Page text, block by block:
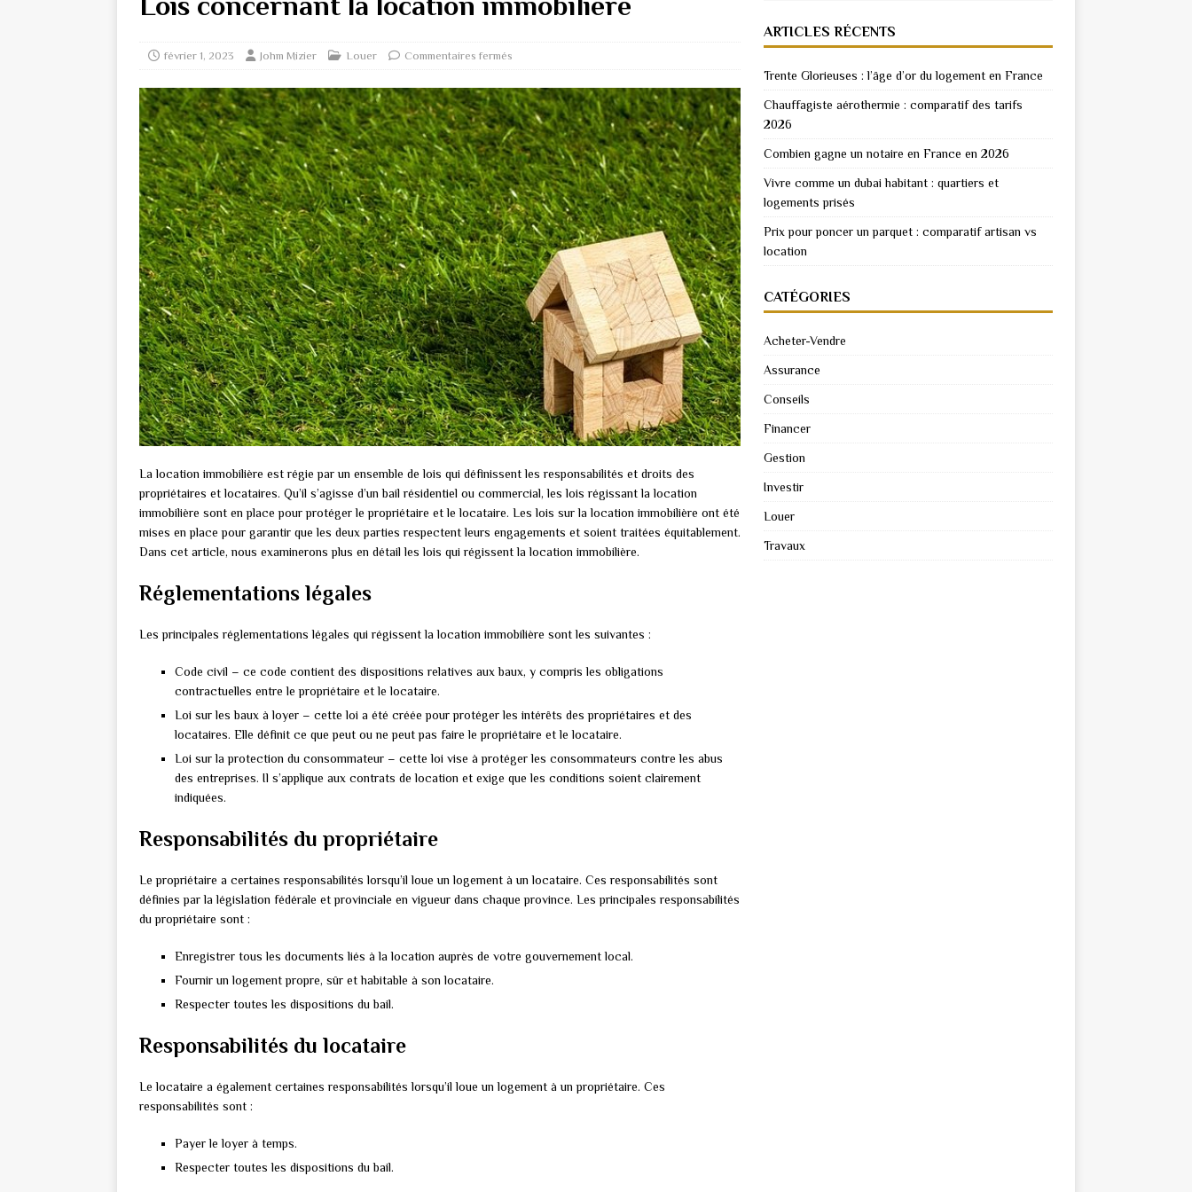
février 1, 2023 Johm Mizier Louer Commentaires fermés
La location immobilière est régie par un ensemble de lois qui définissent les responsabilités et droits des
propriétaires et locataires. Qu’il s’agisse d’un bail résidentiel ou commercial, les lois régissant la location
immobilière sont en place pour protéger le propriétaire et le locataire. Les lois sur la location immobilière ont été
mises en place pour garantir que les deux parties respectent leurs engagements et soient traitées équitablement.
Dans cet article, nous examinerons plus en détail les lois qui régissent la location immobilière.
Réglementations légales
Les principales réglementations légales qui régissent la location immobilière sont les suivantes :
Code civil – ce code contient des dispositions relatives aux baux, y compris les obligations
contractuelles entre le propriétaire et le locataire.
Loi sur les baux à loyer – cette loi a été créée pour protéger les intérêts des propriétaires et des
locataires. Elle définit ce que peut ou ne peut pas faire le propriétaire et le locataire.
Loi sur la protection du consommateur – cette loi vise à protéger les consommateurs contre les abus
des entreprises. Il s’applique aux contrats de location et exige que les conditions soient clairement
indiquées.
Responsabilités du propriétaire
Le propriétaire a certaines responsabilités lorsqu’il loue un logement à un locataire. Ces responsabilités sont
définies par la législation fédérale et provinciale en vigueur dans chaque province. Les principales responsabilités
du propriétaire sont :
Enregistrer tous les documents liés à la location auprès de votre gouvernement local.
Fournir un logement propre, sûr et habitable à son locataire.
Respecter toutes les dispositions du bail.
Responsabilités du locataire
Le locataire a également certaines responsabilités lorsqu’il loue un logement à un propriétaire. Ces
responsabilités sont :
Payer le loyer à temps.
Respecter toutes les dispositions du bail.
ARTICLES RÉCENTS
Trente Glorieuses : l’âge d’or du logement en France
Chauffagiste aérothermie : comparatif des tarifs
2026
Combien gagne un notaire en France en 2026
Vivre comme un dubai habitant : quartiers et
logements prisés
Prix pour poncer un parquet : comparatif artisan vs
location
CATÉGORIES
Acheter-Vendre
Assurance
Conseils
Financer
Gestion
Investir
Louer
Travaux